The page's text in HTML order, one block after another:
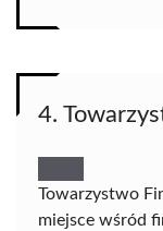
4.
Towarzystwo
miejsce wśród